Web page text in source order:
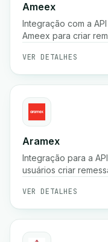
Ameex
Integração com a
Ameex para criar
VER DETALHES
Aramex
Integração para a
usuários criar
VER DETALHES